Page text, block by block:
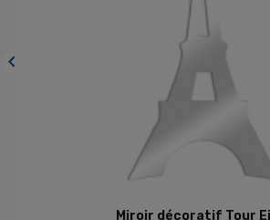

Miroir décoratif Tour